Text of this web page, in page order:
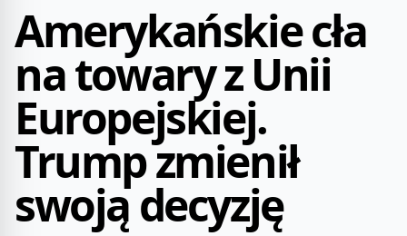
Amerykańskie cła
na towary z Unii
Europejskiej.
Trump zmienił
swoją decyzję